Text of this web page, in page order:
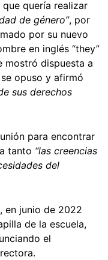
quería realizar
de género”, por
por su nuevo
en inglés “they”
mostró dispuesta a
opuso y afirmó
sus derechos
para encontrar
tanto “las creencias
del
en junio de 2022
de la escuela,
el